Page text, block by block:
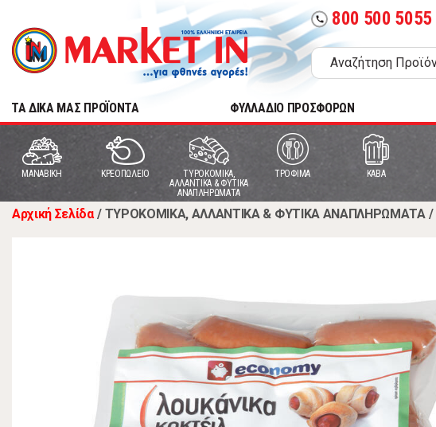
call 800 500 5055
TA ΔΙΚΑ ΜΑΣ ΠΡΟΪΟΝΤΑ ΦΥΛΛΑΔΙΟ ΠΡΟΣΦΟΡΩΝ
MANABIKH ΚΡΕΟΠΩΛΕΙΟ
ΤΥΡΟΚΟΜΙΚΑ,
ΑΛΛΑΝΤΙΚΑ & ΦΥΤΙΚΑ
ΑΝΑΠΛΗΡΩΜΑΤΑ
ΤΡΟΦΙΜΑ ΚΑΒΑ
Αρχική Σελίδα / ΤΥΡΟΚΟΜΙΚΑ, ΑΛΛΑΝΤΙΚΑ & ΦΥΤΙΚΑ ΑΝΑΠΛΗΡΩΜΑΤΑ /